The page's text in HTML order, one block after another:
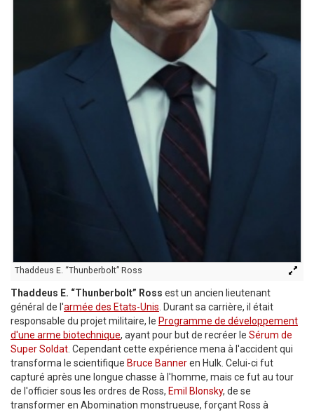
Thaddeus E. “Thunberbolt” Ross
Thaddeus E. “Thunberbolt” Ross est un ancien lieutenant
général de l'armée des Etats-Unis . Durant sa carrière, il était
responsable du projet militaire, le Programme de développement
d'une arme biotechnique, ayant pour but de recréer le Sérum de
Super Soldat . Cependant cette expérience mena à l'accident qui
transforma le scientifique Bruce Banneren Hulk. Celui-ci fut
capturé après une longue chasse à l'homme, mais ce fut au tour
de l'officier sous les ordres de Ross, Emil Blonsky, de se
transformer en Abomination monstrueuse, forçant Ross à